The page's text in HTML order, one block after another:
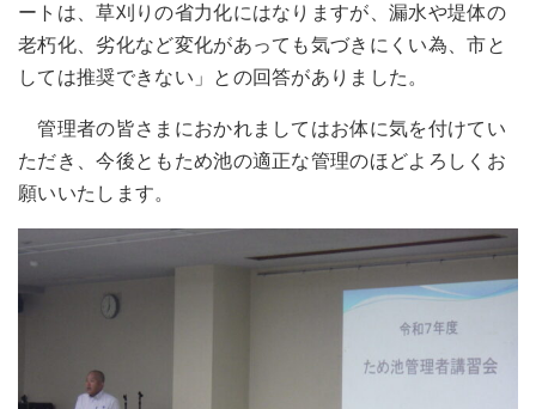
ートは、草刈りの省力化にはなりますが、漏水や堤体の
老朽化、劣化など変化があっても気づきにくい為、市と
しては推奨できない」との回答がありました。
管理者の皆さまにおかれましてはお体に気を付けてい
ただき、今後ともため池の適正な管理のほどよろしくお
願いいたします。